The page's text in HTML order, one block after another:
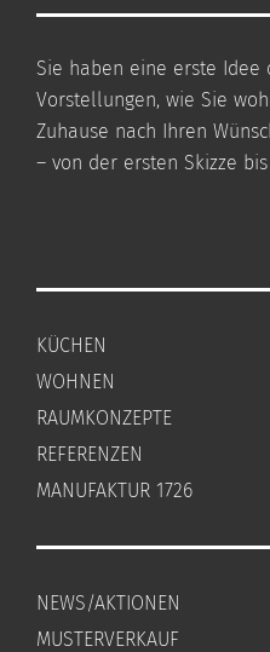
Sie haben eine erste Idee
Vorstellungen, wie Sie
Zuhause nach Ihren
– von der ersten Skizze
KÜCHEN
WOHNEN
RAUMKONZEPTE
REFERENZEN
MANUFAKTUR 1726
NEWS/AKTIONEN
MUSTERVERKAUF